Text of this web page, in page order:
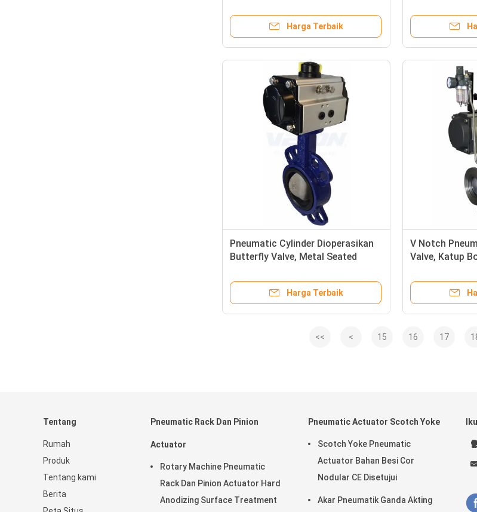
Harga Terbaik
Pneumatic Cylinder Dioperasikan
Butterfly Valve, Metal Seated
Harga Terbaik
V Notch
Valve, Katup
<< < 15 16 17
Tentang
Rumah
Produk
Tentang kami
Berita
Pneumatic Rack Dan Pinion
Actuator
Rotary Machine Pneumatic
Rack Dan Pinion Actuator Hard
Anodizing Surface Treatment
Pneumatic Actuator Scotch Yoke
Scotch Yoke Pneumatic
Actuator Bahan Besi Cor
Nodular CE Disetujui
Akar Pneumatik Ganda Akting